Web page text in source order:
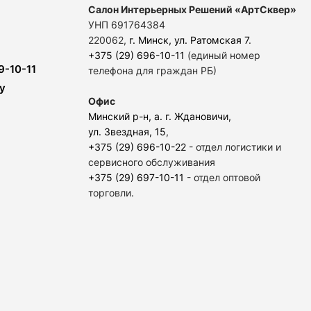
10-11
Салон Интерьерных Решений «АртСквер»
УНП 691764384
220062, г. Минск, ул. Ратомская 7.
+375 (29) 696-10-11 (единый номер
телефона для граждан РБ)
Офис
Минский р-н, а. г. Ждановичи,
ул. Звездная, 15,
+375 (29) 696-10-22 - отдел логистики и
сервисного обслуживания
+375 (29) 697-10-11 - отдел оптовой
торговли.